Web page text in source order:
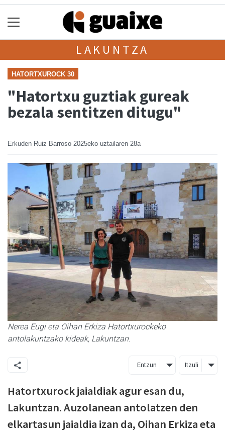
LAKUNTZA
HATORTXUROCK 30
"Hatortxu guztiak gureak
bezala sentitzen ditugu"
Erkuden Ruiz Barroso 2025eko uztailaren 28a
Nerea Eugi eta Oihan Erkiza Hatortxurockeko
antolakuntzako kideak, Lakuntzan.
Entzun Itzuli
Hatortxurock jaialdiak agur esan du,
Lakuntzan. Auzolanean antolatzen den
elkartasun jaialdia izan da, Oihan Erkiza eta